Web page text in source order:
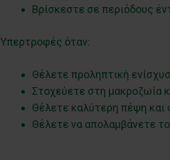
Βρίσκεστε σε περιόδους
Υπερτροφές όταν:
Θέλετε προληπτική
Στοχεύετε στη μακροζωία
Θέλετε καλύτερη πέψη και
Θέλετε να απολαμβάνετε